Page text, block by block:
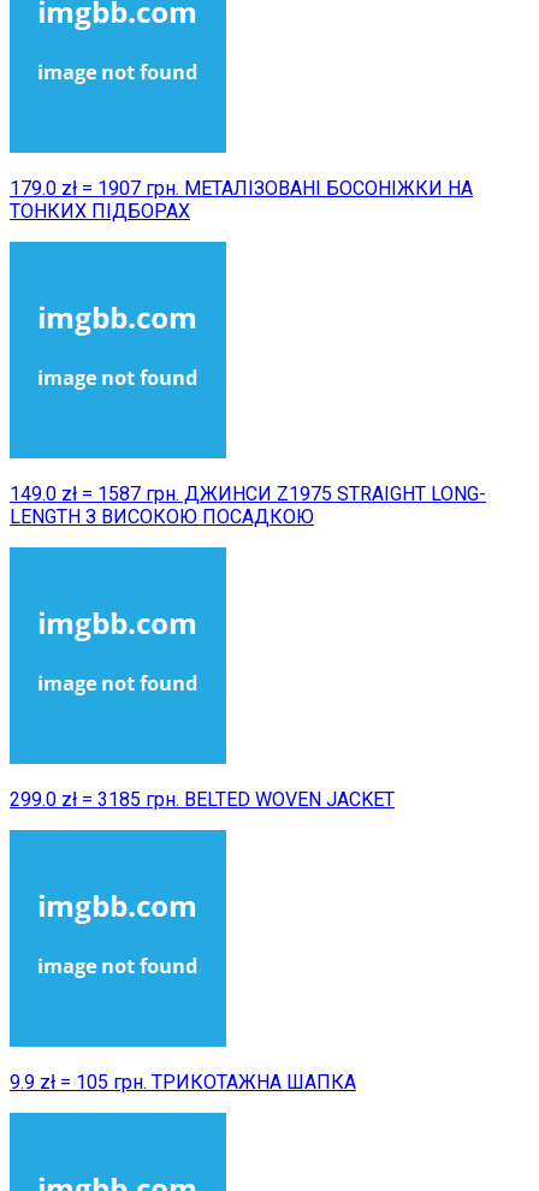
179.0 zł = 1907 грн. МЕТАЛІЗОВАНІ БОСОНІЖКИ НА
ТОНКИХ ПІДБОРАХ
149.0 zł = 1587 грн. ДЖИНСИ Z1975 STRAIGHT LONG-
LENGTH З ВИСОКОЮ ПОСАДКОЮ
299.0 zł = 3185 грн. BELTED WOVEN JACKET
9.9 zł = 105 грн. ТРИКОТАЖНА ШАПКА